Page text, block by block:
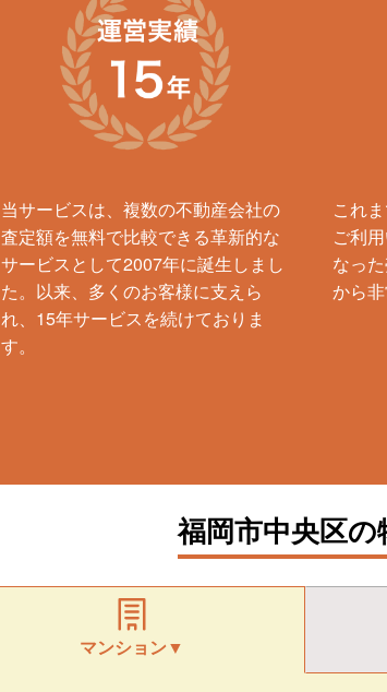
当サービスは、複数の不動産会社の
査定額を無料で比較できる革新的な
サービスとして2007年に誕生しまし
た。以来、多くのお客様に支えら
れ、15年サービスを続けておりま
す。
これ
ご利
なっ
から
福岡市中央区
マンション▼